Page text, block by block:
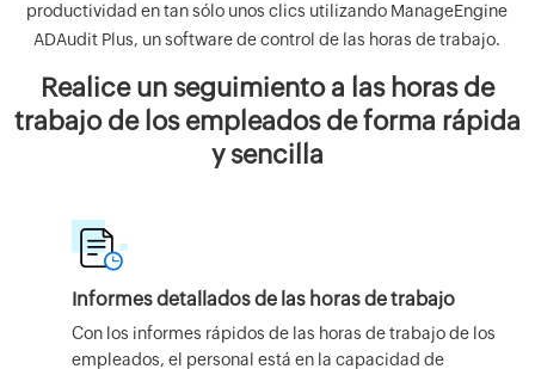
productividad en tan sólo unos clics utilizando ManageEngine
ADAudit Plus, un software de control de las horas de trabajo.
Realice un seguimiento a las horas de
trabajo de los empleados de forma rápida
y sencilla
Informes detallados de las horas de trabajo
Con los informes rápidos de las horas de trabajo de los
empleados, el personal está en la capacidad de